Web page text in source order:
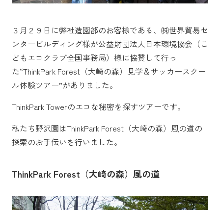
３月２９日に弊社造園部のお客様である、㈱世界貿易セ
ンタービルディング様が公益財団法人日本環境協会（こ
どもエコクラブ全国事務局）様に協賛して行っ
た“ThinkPark Forest（大崎の森）見学＆サッカースクー
ル体験ツアー”がありました。
ThinkPark Towerのエコな秘密を探すツアーです。
私たち野沢園はThinkPark Forest（大崎の森）風の道の
探索のお手伝いを行いました。
ThinkPark Forest（大崎の森）風の道